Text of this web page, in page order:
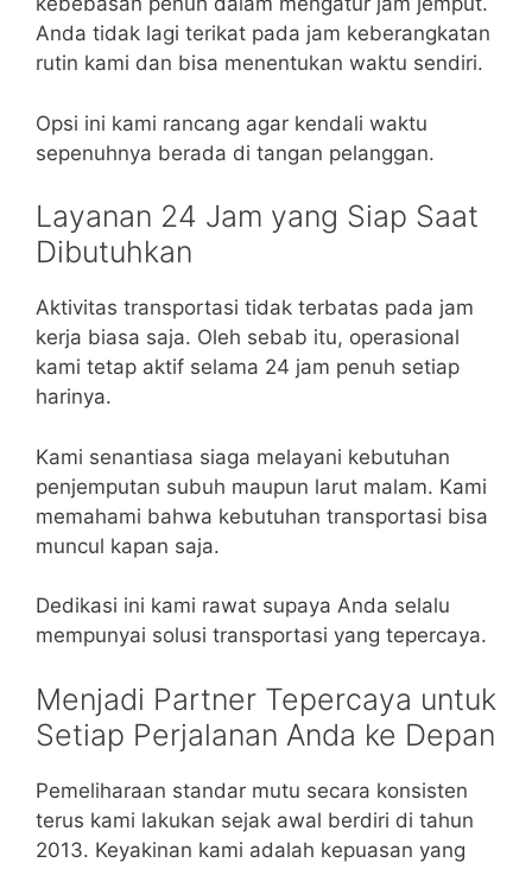
Anda tidak lagi terikat pada jam keberangkatan
rutin kami dan bisa menentukan waktu sendiri.
Opsi ini kami rancang agar kendali waktu
sepenuhnya berada di tangan pelanggan.
Layanan 24 Jam yang Siap Saat
Dibutuhkan
Aktivitas transportasi tidak terbatas pada jam
kerja biasa saja. Oleh sebab itu, operasional
kami tetap aktif selama 24 jam penuh setiap
harinya.
Kami senantiasa siaga melayani kebutuhan
penjemputan subuh maupun larut malam. Kami
memahami bahwa kebutuhan transportasi bisa
muncul kapan saja.
Dedikasi ini kami rawat supaya Anda selalu
mempunyai solusi transportasi yang tepercaya.
Menjadi Partner Tepercaya untuk
Setiap Perjalanan Anda ke Depan
Pemeliharaan standar mutu secara konsisten
terus kami lakukan sejak awal berdiri di tahun
2013. Keyakinan kami adalah kepuasan yang